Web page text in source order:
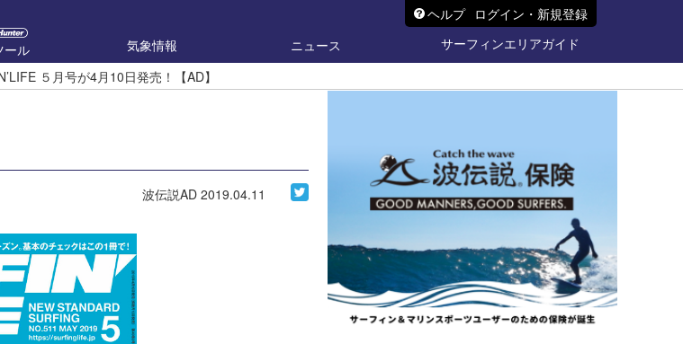
ヘルプ ログイン・新規登録
ール 気象情報 ニュース
サーフィンエリアガイド
５月号が4月10日発売！【AD】
波伝説AD 2019.04.11